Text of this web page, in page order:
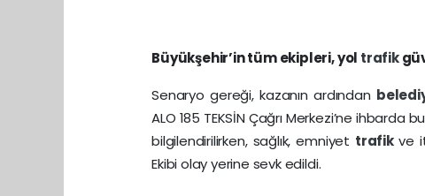
Büyükşehir’in tüm ekipleri, yol trafik
Senaryo gereği, kazanın ardından
ALO 185 TEKSİN Çağrı Merkezi’ne ihbarda
bilgilendirilirken, sağlık, emniyet trafikve
Ekibi olay yerine sevk edildi.